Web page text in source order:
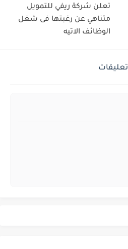
تعلن شركة ريفي للتمويل
متناهي عن رغبتها فى شغل
الوظائف الاتيه
تعليقات